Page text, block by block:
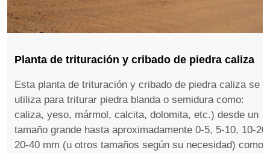
Planta de trituración y cribado de piedra caliza
Esta planta de trituración y cribado de piedra caliza se
utiliza para triturar piedra blanda o semidura como:
caliza, yeso, mármol, calcita, dolomita, etc.) desde un
tamaño grande hasta aproximadamente 0-5, 5-10, 10-20,
20-40 mm (u otros tamaños según su necesidad) como